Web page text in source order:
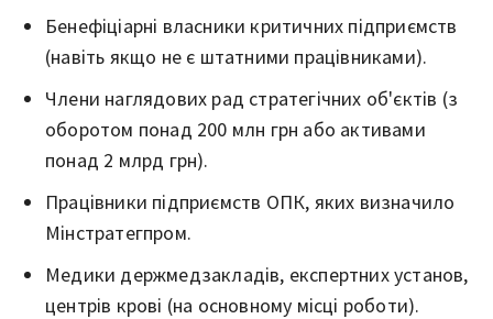
Бенефіціарні власники критичних підприємств
(навіть якщо не є штатними працівниками).
Члени наглядових рад стратегічних об'єктів (з
оборотом понад 200 млн грн або активами
понад 2 млрд грн).
Працівники підприємств ОПК, яких визначило
Мінстратегпром.
Медики держмедзакладів, експертних установ,
центрів крові (на основному місці роботи).